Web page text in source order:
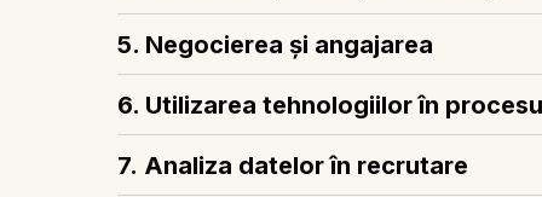
Tehnici de oferire a feedback-ului
Gestionarea eficientă a feedback-ului
5. Negocierea și angajarea
Strategii de negociere a ofertelor,
Finalizarea selecției și înțelegerea
6. Utilizarea tehnologiilor în
7. Analiza datelor în recrutare